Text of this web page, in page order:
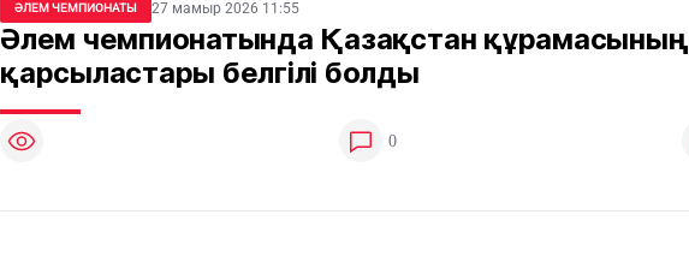
ӘЛЕМ ЧЕМПИОНАТЫ 27 мамыр 2026 11:55
Әлем чемпионатында Қазақстан құрамасының
қарсыластары белгілі болды
0